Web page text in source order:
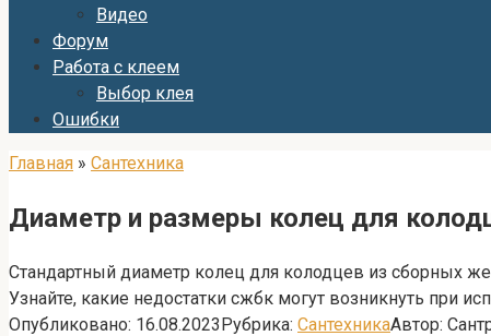
Видео
Форум
Работа с клеем
Выбор клея
Ошибки
Главная » Сантехника
Диаметр и размеры колец для
Стандартный диаметр колец для колодцев из сборных
Узнайте, какие недостатки сжбк могут возникнуть при
Опубликовано: 16.08.2023Рубрика: СантехникаАвтор: